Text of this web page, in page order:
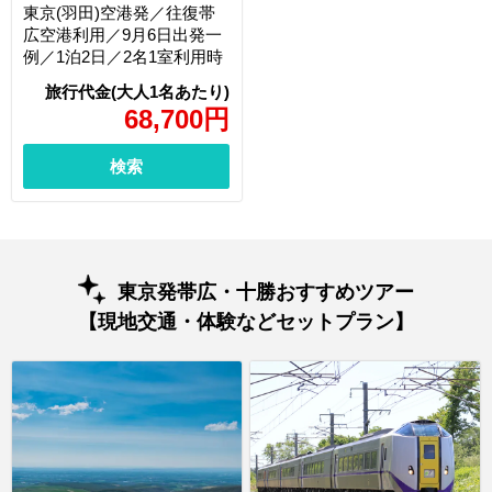
68,700円
東京(羽田)空港発／往復帯
広空港利用／9月6日出発一
例／1泊2日／2名1室利用時
検索
東京発帯広・十勝おすすめツアー
【現地交通・体験などセットプラン】